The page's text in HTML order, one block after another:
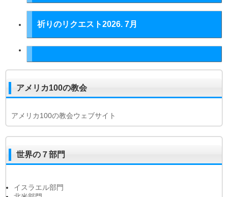
祈りのリクエスト2026. 7月
アメリカ100の教会
アメリカ100の教会ウェブサイト
世界の７部門
イスラエル部門